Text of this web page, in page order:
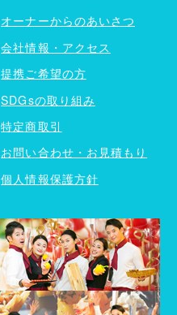
オーナーからのあいさつ
会社情報・アクセス
提携ご希望の方
SDGsの取り組み
特定商取引
お問い合わせ・お見積もり
個人情報保護方針